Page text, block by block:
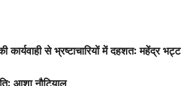
कार्यवाही से भ्रष्टाचारियों में दहशत: महेंद्र भट्ट
आशा नौटियाल